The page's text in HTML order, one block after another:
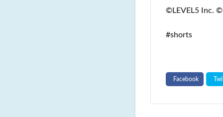
©LEVEL5 Inc.
#shorts